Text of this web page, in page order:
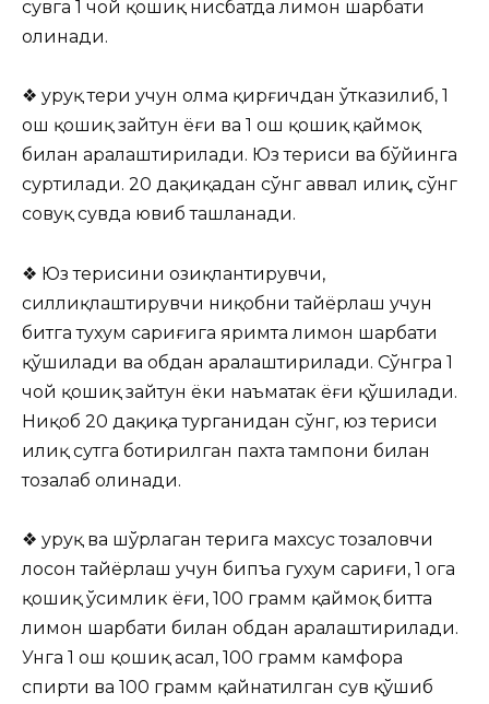
сувга 1 чой қошиқ нисбатда лимон шарбати
олинади.
❖ Қуруқ тери учун олма қирғичдан ўтказилиб, 1
ош қошиқ зайтун ёғи ва 1 ош қошиқ қаймоқ
билан аралаштирилади. Юз териси ва бўйинга
суртилади. 20 дақиқадан сўнг аввал илиқ, сўнг
совуқ сувда ювиб ташланади.
❖ Юз терисини озиқлантирувчи,
силлиқлаштирувчи ниқобни тайёрлаш учун
битга тухум сариғига яримта лимон шарбати
қўшилади ва обдан аралаштирилади. Сўнгра 1
чой қошиқ зайтун ёки наъматак ёғи қўшилади.
Ниқоб 20 дақиқа турганидан сўнг, юз териси
илиқ сутга ботирилган пахта тампони билан
тозалаб олинади.
❖ Қуруқ ва шўрлаган терига махсус тозаловчи
лосон тайёрлаш учун бипъа гухум сариғи, 1 ога
қошиқ ўсимлик ёғи, 100 грамм қаймоқ битта
лимон шарбати билан обдан аралаштирилади.
Унга 1 ош қошиқ асал, 100 грамм камфора
спирти ва 100 грамм қайнатилган сув қўшиб